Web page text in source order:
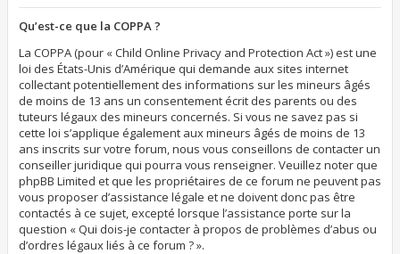
Qu’est-ce que la COPPA ?
La COPPA (pour « Child Online Privacy and Protection Act ») est une
loi des États-Unis d’Amérique qui demande aux sites internet
collectant potentiellement des informations sur les mineurs âgés
de moins de 13 ans un consentement écrit des parents ou des
tuteurs légaux des mineurs concernés. Si vous ne savez pas si
cette loi s’applique également aux mineurs âgés de moins de 13
ans inscrits sur votre forum, nous vous conseillons de contacter un
conseiller juridique qui pourra vous renseigner. Veuillez noter que
phpBB Limited et que les propriétaires de ce forum ne peuvent pas
vous proposer d’assistance légale et ne doivent donc pas être
contactés à ce sujet, excepté lorsque l’assistance porte sur la
question « Qui dois-je contacter à propos de problèmes d’abus ou
d’ordres légaux liés à ce forum ? ».